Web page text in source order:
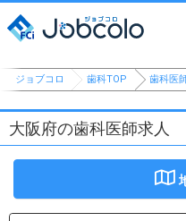
ジョブコロ 歯科TOP 歯科医
大阪府の歯科医師求人